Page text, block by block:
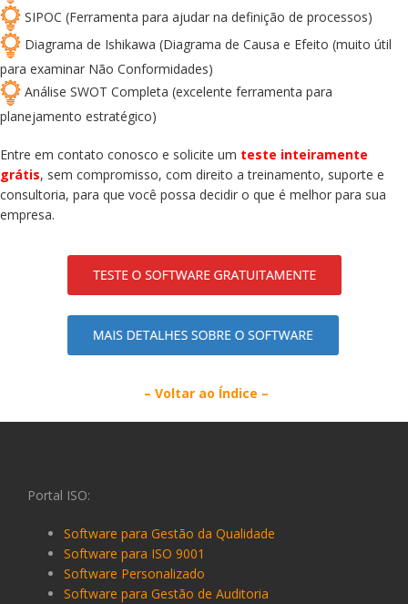
SIPOC (Ferramenta para ajudar na definição de processos)
Diagrama de Ishikawa (Diagrama de Causa e Efeito (muito útil
para examinar Não Conformidades)
Análise SWOT Completa (excelente ferramenta para
planejamento estratégico)
Entre em contato conosco e solicite um teste inteiramente
grátis, sem compromisso, com direito a treinamento, suporte e
consultoria, para que você possa decidir o que é melhor para sua
empresa.
– Voltar ao Índice –
Portal ISO:
Software para Gestão da Qualidade
Software para ISO 9001
Software Personalizado
Software para Gestão de Auditoria